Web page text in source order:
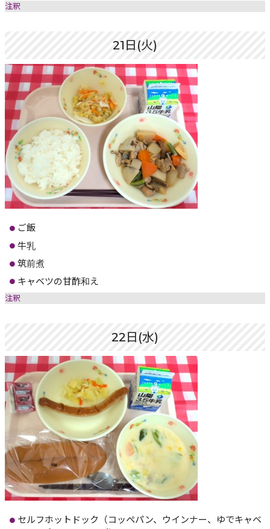
注釈
21日(火)
ご飯
牛乳
筑前煮
キャベツの甘酢和え
注釈
22日(水)
セルフホットドック（コッペパン、ウインナー、ゆでキャベ